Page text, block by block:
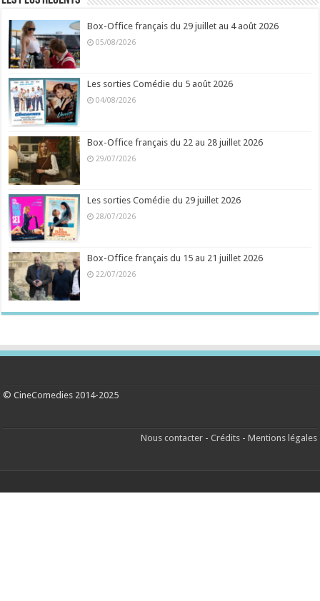
Box-Office français du 29 juillet au 4 août 2026
05/08/2026
Les sorties Comédie du 5 août 2026
04/08/2026
Box-Office français du 22 au 28 juillet 2026
29/07/2026
Les sorties Comédie du 29 juillet 2026
28/07/2026
Box-Office français du 15 au 21 juillet 2026
22/07/2026
© CineComedies 2014-2025
Nous contacter- Crédits- Mentions légales